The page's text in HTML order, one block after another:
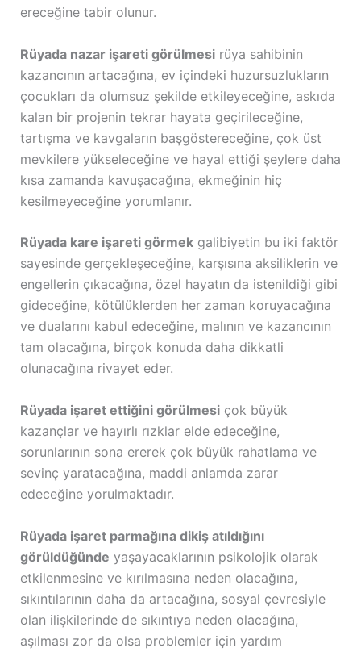
ereceğine tabir olunur.
Rüyada nazar işareti görülmesirüya sahibinin
kazancının artacağına, ev içindeki huzursuzlukların
çocukları da olumsuz şekilde etkileyeceğine, askıda
kalan bir projenin tekrar hayata geçirileceğine,
tartışma ve kavgaların başgöstereceğine, çok üst
mevkilere yükseleceğine ve hayal ettiği şeylere daha
kısa zamanda kavuşacağına, ekmeğinin hiç
kesilmeyeceğine yorumlanır.
Rüyada kare işareti görmekgalibiyetin bu iki faktör
sayesinde gerçekleşeceğine, karşısına aksiliklerin ve
engellerin çıkacağına, özel hayatın da istenildiği gibi
gideceğine, kötülüklerden her zaman koruyacağına
ve dualarını kabul edeceğine, malının ve kazancının
tam olacağına, birçok konuda daha dikkatli
olunacağına rivayet eder.
Rüyada işaret ettiğini görülmesiçok büyük
kazançlar ve hayırlı rızklar elde edeceğine,
sorunlarının sona ererek çok büyük rahatlama ve
sevinç yaratacağına, maddi anlamda zarar
edeceğine yorulmaktadır.
Rüyada işaret parmağına dikiş atıldığını
görüldüğünde yaşayacaklarının psikolojik olarak
etkilenmesine ve kırılmasına neden olacağına,
sıkıntılarının daha da artacağına, sosyal çevresiyle
olan ilişkilerinde de sıkıntıya neden olacağına,
aşılması zor da olsa problemler için yardım